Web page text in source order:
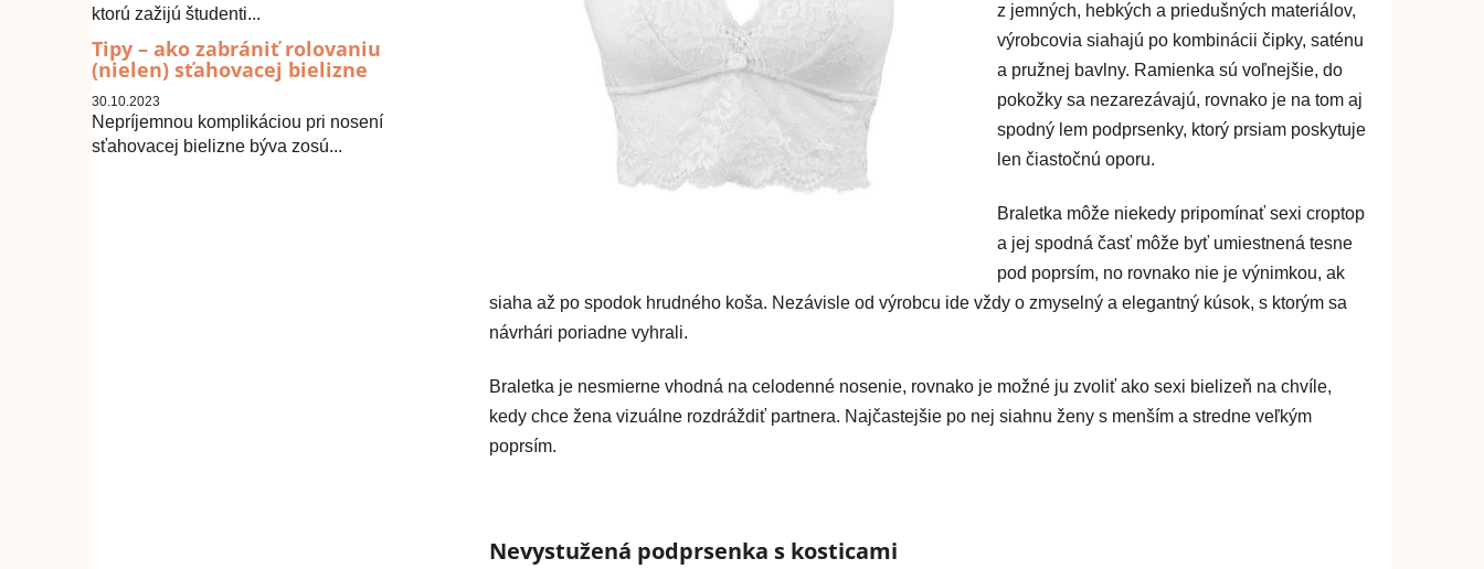
ktorú zažijú študenti...
Tipy – ako zabrániť rolovaniu
(nielen) sťahovacej bielizne
30.10.2023
Nepríjemnou komplikáciou pri nosení
sťahovacej bielizne býva zosú...
z jemných, hebkých a priedušných materiálov,
výrobcovia siahajú po kombinácii čipky, saténu
a pružnej bavlny. Ramienka sú voľnejšie, do
pokožky sa nezarezávajú, rovnako je na tom aj
spodný lem podprsenky, ktorý prsiam poskytuje
len čiastočnú oporu.
Braletka môže niekedy pripomínať sexi croptop
a jej spodná časť môže byť umiestnená tesne
pod poprsím, no rovnako nie je výnimkou, ak
siaha až po spodok hrudného koša. Nezávisle od výrobcu ide vždy o zmyselný a elegantný kúsok, s ktorým sa
návrhári poriadne vyhrali.
Braletka je nesmierne vhodná na celodenné nosenie, rovnako je možné ju zvoliť ako sexi bielizeň na chvíle,
kedy chce žena vizuálne rozdráždiť partnera. Najčastejšie po nej siahnu ženy s menším a stredne veľkým
poprsím.
Nevystužená podprsenka s kosticami